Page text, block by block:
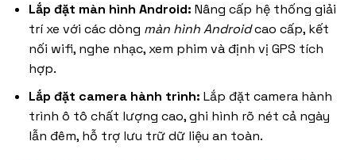
Lắp đặt màn hình Android: Nâng cấp hệ thống giải
trí xe với các dòng màn hình Androidcao cấp, kết
nối wifi, nghe nhạc, xem phim và định vị GPS tích
hợp.
Lắp đặt camera hành trình: Lắp đặt camera hành
trình ô tô chất lượng cao, ghi hình rõ nét cả ngày
lẫn đêm, hỗ trợ lưu trữ dữ liệu an toàn.